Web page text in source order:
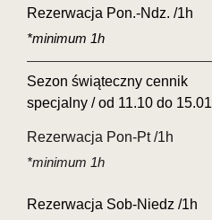
Rezerwacja Pon.-Ndz. /1h
*minimum 1h
Sezon świąteczny cennik
specjalny / od 11.10 do 15.01
Rezerwacja Pon-Pt /1h
*minimum 1h
Rezerwacja Sob-Niedz /1h